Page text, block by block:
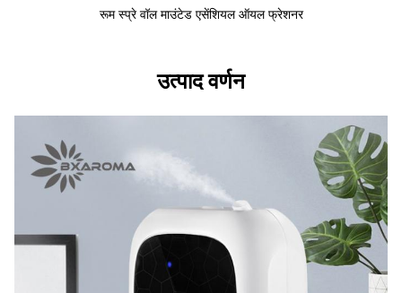
रूम स्प्रे वॉल माउंटेड एसेंशियल ऑयल फ्रेशनर
उत्पाद वर्णन